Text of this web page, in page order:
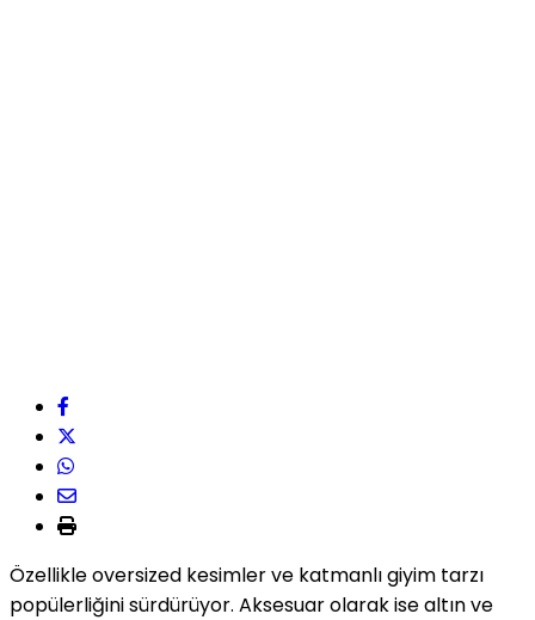
Özellikle oversized kesimler ve katmanlı giyim tarzı
popülerliğini sürdürüyor. Aksesuar olarak ise altın ve